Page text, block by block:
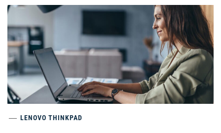
LENOVO THINKPAD